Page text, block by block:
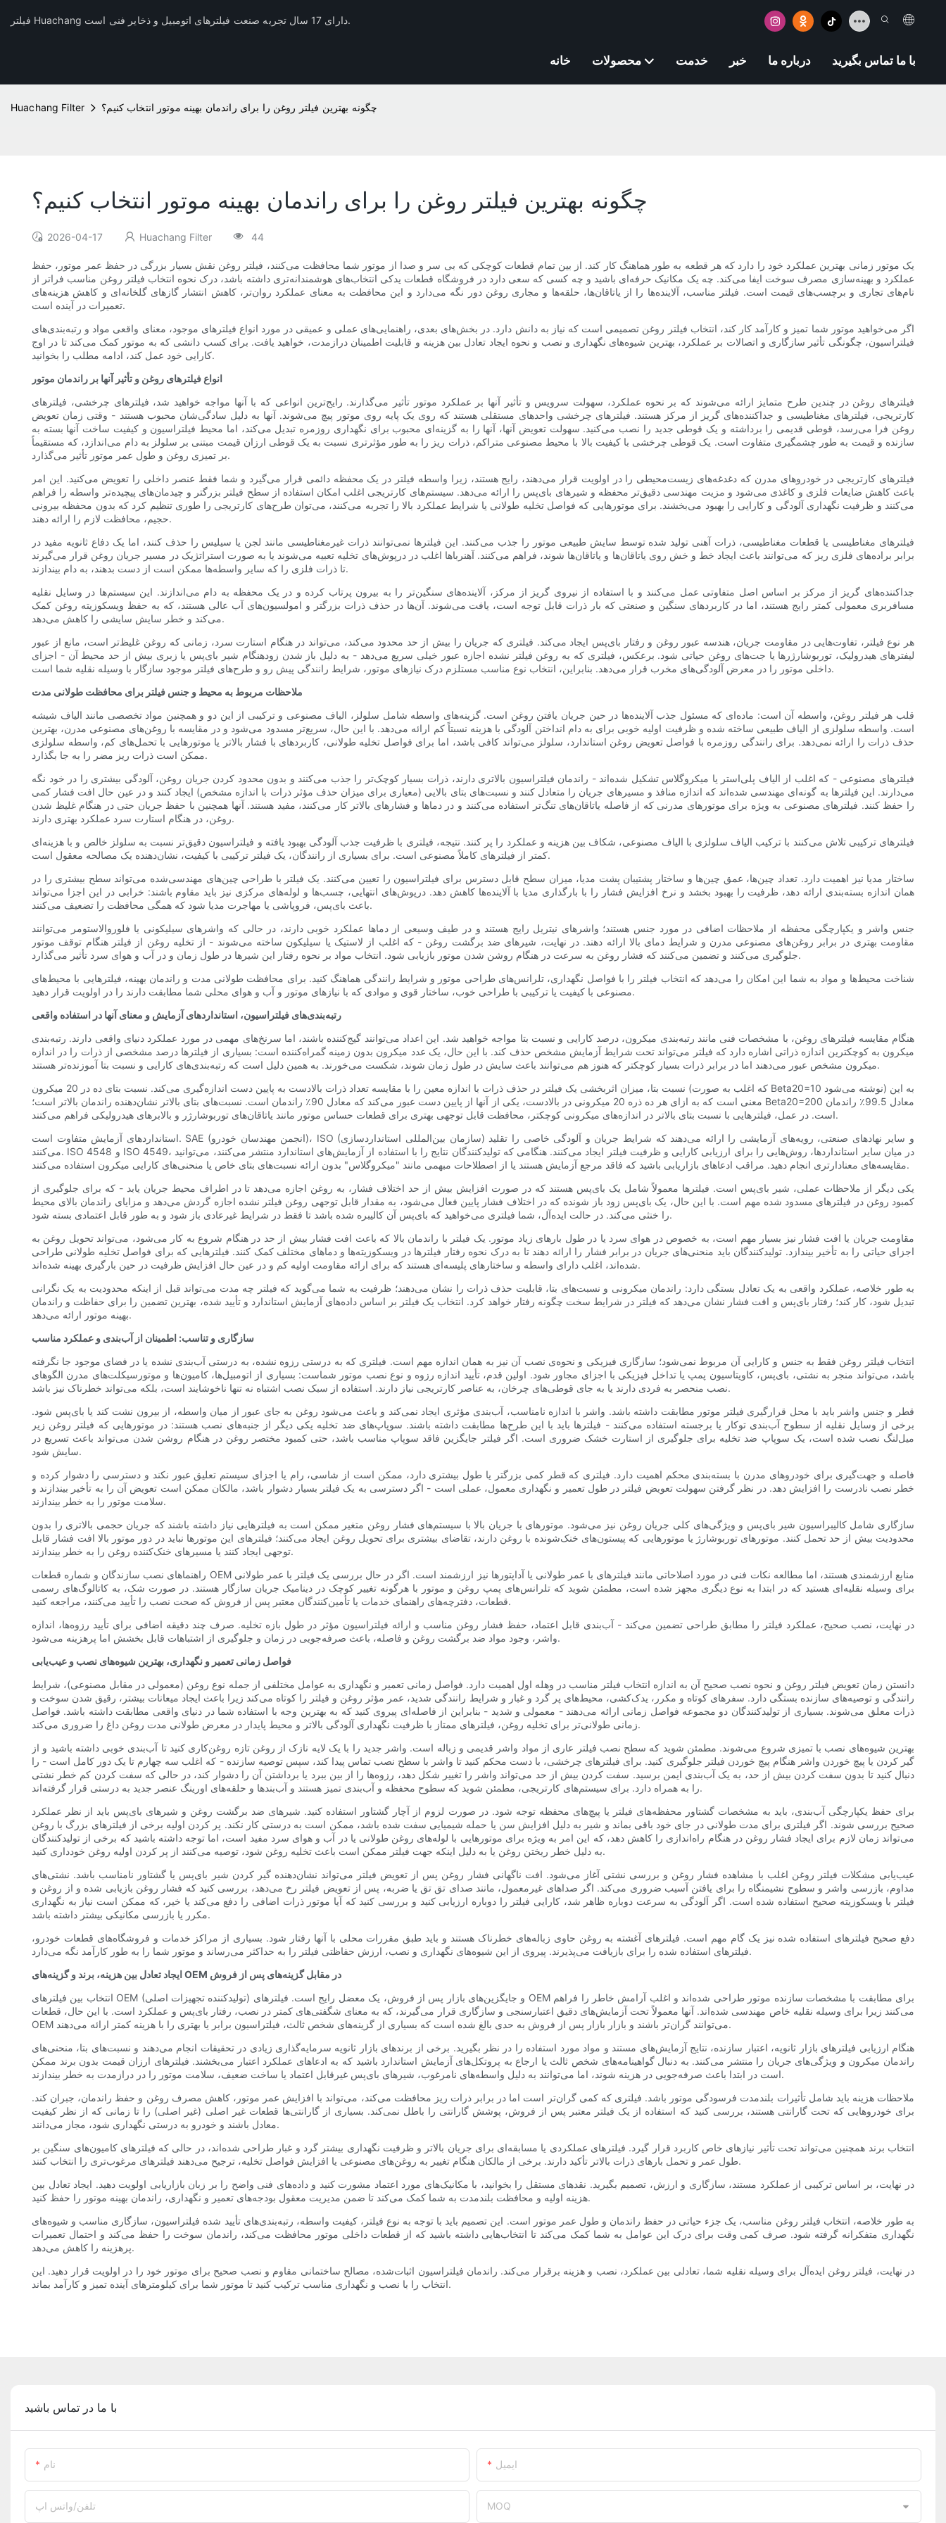
فیلتر Huachang دارای 17 سال تجربه صنعت فیلترهای اتومبیل و ذخایر فنی است.
خانه محصولات خدمت خبر درباره ما با ما تماس بگیرید
Huachang Filter چگونه بهترین فیلتر روغن را برای راندمان بهینه موتور انتخاب کنیم؟
چگونه بهترین فیلتر روغن را برای راندمان بهینه موتور انتخاب کنیم؟
2026-04-17 Huachang Filter 44
یک موتور زمانی بهترین عملکرد خود را دارد که هر قطعه به طور هماهنگ کار کند. از بین تمام قطعات کوچکی که بی سر و صدا از موتور شما محافظت می‌کنند، فیلتر روغن نقش بسیار بزرگی در حفظ عمر موتور، حفظ
عملکرد و بهینه‌سازی مصرف سوخت ایفا می‌کند. چه یک مکانیک حرفه‌ای باشید و چه کسی که سعی دارد در فروشگاه قطعات یدکی انتخاب‌های هوشمندانه‌تری داشته باشد، درک نحوه انتخاب فیلتر روغن مناسب فراتر از
نام‌های تجاری و برچسب‌های قیمت است. فیلتر مناسب، آلاینده‌ها را از یاتاقان‌ها، حلقه‌ها و مجاری روغن دور نگه می‌دارد و این محافظت به معنای عملکرد روان‌تر، کاهش انتشار گازهای گلخانه‌ای و کاهش هزینه‌های
تعمیرات در آینده است.
اگر می‌خواهید موتور شما تمیز و کارآمد کار کند، انتخاب فیلتر روغن تصمیمی است که نیاز به دانش دارد. در بخش‌های بعدی، راهنمایی‌های عملی و عمیقی در مورد انواع فیلترهای موجود، معنای واقعی مواد و رتبه‌بندی‌های
فیلتراسیون، چگونگی تأثیر سازگاری و اتصالات بر عملکرد، بهترین شیوه‌های نگهداری و نصب و نحوه ایجاد تعادل بین هزینه و قابلیت اطمینان درازمدت، خواهید یافت. برای کسب دانشی که به موتور کمک می‌کند تا در اوج
کارایی خود عمل کند، ادامه مطلب را بخوانید.
انواع فیلترهای روغن و تأثیر آنها بر راندمان موتور
فیلترهای روغن در چندین طرح متمایز ارائه می‌شوند که بر نحوه عملکرد، سهولت سرویس و تأثیر آنها بر عملکرد موتور تأثیر می‌گذارند. رایج‌ترین انواعی که با آنها مواجه خواهید شد، فیلترهای چرخشی، فیلترهای
کارتریجی، فیلترهای مغناطیسی و جداکننده‌های گریز از مرکز هستند. فیلترهای چرخشی واحدهای مستقلی هستند که روی یک پایه روی موتور پیچ می‌شوند. آنها به دلیل سادگی‌شان محبوب هستند - وقتی زمان تعویض
روغن فرا می‌رسد، قوطی قدیمی را برداشته و یک قوطی جدید را نصب می‌کنید. سهولت تعویض آنها، آنها را به گزینه‌ای محبوب برای نگهداری روزمره تبدیل می‌کند، اما محیط فیلتراسیون و کیفیت ساخت آنها بسته به
سازنده و قیمت به طور چشمگیری متفاوت است. یک قوطی چرخشی با کیفیت بالا با محیط مصنوعی متراکم، ذرات ریز را به طور مؤثرتری نسبت به یک قوطی ارزان قیمت مبتنی بر سلولز به دام می‌اندازد، که مستقیماً
بر تمیزی روغن و طول عمر موتور تأثیر می‌گذارد.
فیلترهای کارتریجی در خودروهای مدرن که دغدغه‌های زیست‌محیطی را در اولویت قرار می‌دهند، رایج هستند، زیرا واسطه فیلتر در یک محفظه دائمی قرار می‌گیرد و شما فقط عنصر داخلی را تعویض می‌کنید. این امر
باعث کاهش ضایعات فلزی و کاغذی می‌شود و مزیت مهندسی دقیق‌تر محفظه و شیرهای بای‌پس را ارائه می‌دهد. سیستم‌های کارتریجی اغلب امکان استفاده از سطح فیلتر بزرگتر و چیدمان‌های پیچیده‌تر واسطه را فراهم
می‌کنند و ظرفیت نگهداری آلودگی و کارایی را بهبود می‌بخشند. برای موتورهایی که فواصل تخلیه طولانی یا شرایط عملکرد بالا را تجربه می‌کنند، می‌توان طرح‌های کارتریجی را طوری تنظیم کرد که بدون محفظه بیرونی
حجیم، محافظت لازم را ارائه دهند.
فیلترهای مغناطیسی یا قطعات مغناطیسی، ذرات آهنی تولید شده توسط سایش طبیعی موتور را جذب می‌کنند. این فیلترها نمی‌توانند ذرات غیرمغناطیسی مانند لجن یا سیلیس را حذف کنند، اما یک دفاع ثانویه مفید در
برابر براده‌های فلزی ریز که می‌توانند باعث ایجاد خط و خش روی یاتاقان‌ها و یاتاقان‌ها شوند، فراهم می‌کنند. آهنرباها اغلب در درپوش‌های تخلیه تعبیه می‌شوند یا به صورت استراتژیک در مسیر جریان روغن قرار می‌گیرند
تا ذرات فلزی را که سایر واسطه‌ها ممکن است از دست بدهند، به دام بیندازند.
جداکننده‌های گریز از مرکز بر اساس اصل متفاوتی عمل می‌کنند و با استفاده از نیروی گریز از مرکز، آلاینده‌های سنگین‌تر را به بیرون پرتاب کرده و در یک محفظه به دام می‌اندازند. این سیستم‌ها در وسایل نقلیه
مسافربری معمولی کمتر رایج هستند، اما در کاربردهای سنگین و صنعتی که بار ذرات قابل توجه است، یافت می‌شوند. آن‌ها در حذف ذرات بزرگتر و امولسیون‌های آب عالی هستند، که به حفظ ویسکوزیته روغن کمک
می‌کند و خطر سایش سایشی را کاهش می‌دهد.
هر نوع فیلتر، تفاوت‌هایی در مقاومت جریان، هندسه عبور روغن و رفتار بای‌پس ایجاد می‌کند. فیلتری که جریان را بیش از حد محدود می‌کند، می‌تواند در هنگام استارت سرد، زمانی که روغن غلیظ‌تر است، مانع از عبور
لیفترهای هیدرولیک، توربوشارژرها یا جت‌های روغن حیاتی شود. برعکس، فیلتری که به روغن فیلتر نشده اجازه عبور خیلی سریع می‌دهد - به دلیل باز شدن زودهنگام شیر بای‌پس یا زبری بیش از حد محیط آن - اجزای
داخلی موتور را در معرض آلودگی‌های مخرب قرار می‌دهد. بنابراین، انتخاب نوع مناسب مستلزم درک نیازهای موتور، شرایط رانندگی پیش رو و طرح‌های فیلتر موجود سازگار با وسیله نقلیه شما است.
ملاحظات مربوط به محیط و جنس فیلتر برای محافظت طولانی مدت
قلب هر فیلتر روغن، واسطه آن است: ماده‌ای که مسئول جذب آلاینده‌ها در حین جریان یافتن روغن است. گزینه‌های واسطه شامل سلولز، الیاف مصنوعی و ترکیبی از این دو و همچنین مواد تخصصی مانند الیاف شیشه
است. واسطه سلولزی از الیاف طبیعی ساخته شده و ظرفیت اولیه خوبی برای به دام انداختن آلودگی با هزینه نسبتاً کم ارائه می‌دهد. با این حال، سریع‌تر مسدود می‌شود و در مقایسه با روغن‌های مصنوعی مدرن، بهترین
حذف ذرات را ارائه نمی‌دهد. برای رانندگی روزمره با فواصل تعویض روغن استاندارد، سلولز می‌تواند کافی باشد، اما برای فواصل تخلیه طولانی، کاربردهای با فشار بالاتر یا موتورهایی با تحمل‌های کم، واسطه سلولزی
ممکن است ذرات ریز مضر را به جا بگذارد.
فیلترهای مصنوعی - که اغلب از الیاف پلی‌استر یا میکروگلاس تشکیل شده‌اند - راندمان فیلتراسیون بالاتری دارند، ذرات بسیار کوچک‌تر را جذب می‌کنند و بدون محدود کردن جریان روغن، آلودگی بیشتری را در خود نگه
می‌دارند. این فیلترها به گونه‌ای مهندسی شده‌اند که اندازه منافذ و مسیرهای جریان را متعادل کنند و نسبت‌های بتای بالایی (معیاری برای میزان حذف مؤثر ذرات با اندازه مشخص) ایجاد کنند و در عین حال افت فشار کمی
را حفظ کنند. فیلترهای مصنوعی به ویژه برای موتورهای مدرنی که از فاصله یاتاقان‌های تنگ‌تر استفاده می‌کنند و در دماها و فشارهای بالاتر کار می‌کنند، مفید هستند. آنها همچنین با حفظ جریان حتی در هنگام غلیظ شدن
روغن، در هنگام استارت سرد عملکرد بهتری دارند.
فیلترهای ترکیبی تلاش می‌کنند با ترکیب الیاف سلولزی با الیاف مصنوعی، شکاف بین هزینه و عملکرد را پر کنند. نتیجه، فیلتری با ظرفیت جذب آلودگی بهبود یافته و فیلتراسیون دقیق‌تر نسبت به سلولز خالص و با هزینه‌ای
کمتر از فیلترهای کاملاً مصنوعی است. برای بسیاری از رانندگان، یک فیلتر ترکیبی با کیفیت، نشان‌دهنده یک مصالحه معقول است.
ساختار مدیا نیز اهمیت دارد. تعداد چین‌ها، عمق چین‌ها و ساختار پشتیبان پشت مدیا، میزان سطح قابل دسترس برای فیلتراسیون را تعیین می‌کنند. یک فیلتر با طراحی چین‌های مهندسی‌شده می‌تواند سطح بیشتری را در
همان اندازه بسته‌بندی ارائه دهد، ظرفیت را بهبود بخشد و نرخ افزایش فشار را با بارگذاری مدیا با آلاینده‌ها کاهش دهد. درپوش‌های انتهایی، چسب‌ها و لوله‌های مرکزی نیز باید مقاوم باشند: خرابی در این اجزا می‌تواند
باعث بای‌پس، فروپاشی یا مهاجرت مدیا شود که همگی محافظت را تضعیف می‌کنند.
جنس واشر و یکپارچگی محفظه از ملاحظات اضافی در مورد جنس هستند؛ واشرهای نیتریل رایج هستند و در طیف وسیعی از دماها عملکرد خوبی دارند، در حالی که واشرهای سیلیکونی یا فلوروالاستومر می‌توانند
مقاومت بهتری در برابر روغن‌های مصنوعی مدرن و شرایط دمای بالا ارائه دهند. در نهایت، شیرهای ضد برگشت روغن - که اغلب از لاستیک یا سیلیکون ساخته می‌شوند - از تخلیه روغن از فیلتر هنگام توقف موتور
جلوگیری می‌کنند و تضمین می‌کنند که فشار روغن به سرعت در هنگام روشن شدن موتور بازیابی شود. انتخاب مواد بر نحوه رفتار این شیرها در طول زمان و در آب و هوای سرد تأثیر می‌گذارد.
شناخت محیط‌ها و مواد به شما این امکان را می‌دهد که انتخاب فیلتر را با فواصل نگهداری، تلرانس‌های طراحی موتور و شرایط رانندگی هماهنگ کنید. برای محافظت طولانی مدت و راندمان بهینه، فیلترهایی با محیط‌های
مصنوعی با کیفیت یا ترکیبی با طراحی خوب، ساختار قوی و موادی که با نیازهای موتور و آب و هوای محلی شما مطابقت دارند را در اولویت قرار دهید.
رتبه‌بندی‌های فیلتراسیون، استانداردهای آزمایش و معنای آنها در استفاده واقعی
هنگام مقایسه فیلترهای روغن، با مشخصات فنی مانند رتبه‌بندی میکرون، درصد کارایی و نسبت بتا مواجه خواهید شد. این اعداد می‌توانند گیج‌کننده باشند، اما سرنخ‌های مهمی در مورد عملکرد دنیای واقعی دارند. رتبه‌بندی
میکرون به کوچکترین اندازه ذراتی اشاره دارد که فیلتر می‌تواند تحت شرایط آزمایش مشخص حذف کند. با این حال، یک عدد میکرون بدون زمینه گمراه‌کننده است: بسیاری از فیلترها درصد مشخصی از ذرات را در اندازه
میکرون مشخص عبور می‌دهند اما در برابر ذرات بسیار کوچکتر که هنوز هم می‌توانند باعث سایش در طول زمان شوند، شکست می‌خورند. به همین دلیل است که رتبه‌بندی‌های کارایی و نسبت بتا آموزنده‌تر هستند.
نسبت بتا، میزان اثربخشی یک فیلتر در حذف ذرات با اندازه معین را با مقایسه تعداد ذرات بالادست به پایین دست اندازه‌گیری می‌کند. نسبت بتای ده در 20 میکرون (که اغلب به صورت Beta20=10 نوشته می‌شود) به این
معنی است که به ازای هر ده ذره 20 میکرونی در بالادست، یکی از آنها از پایین دست عبور می‌کند که معادل 90٪ راندمان است. نسبت‌های بتای بالاتر نشان‌دهنده راندمان بالاتر است؛ Beta20=200 معادل 99.5٪ راندمان
است. در عمل، فیلترهایی با نسبت بتای بالاتر در اندازه‌های میکرونی کوچکتر، محافظت قابل توجهی بهتری برای قطعات حساس موتور مانند یاتاقان‌های توربوشارژر و بالابرهای هیدرولیکی فراهم می‌کنند.
استانداردهای آزمایش متفاوت است. SAE (انجمن مهندسان خودرو)، ISO (سازمان بین‌المللی استانداردسازی) و سایر نهادهای صنعتی، رویه‌های آزمایشی را ارائه می‌دهند که شرایط جریان و آلودگی خاصی را تقلید
می‌کنند. ISO 4548 و ISO 4549، در میان سایر استانداردها، روش‌هایی را برای ارزیابی کارایی و ظرفیت فیلتر ایجاد می‌کنند. هنگامی که تولیدکنندگان نتایج را با استفاده از آزمایش‌های استاندارد منتشر می‌کنند، می‌توانید
مقایسه‌های معنادارتری انجام دهید. مراقب ادعاهای بازاریابی باشید که فاقد مرجع آزمایش هستند یا از اصطلاحات مبهمی مانند "میکروگلاس" بدون ارائه نسبت‌های بتای خاص یا منحنی‌های کارایی میکرون استفاده می‌کنند.
یکی دیگر از ملاحظات عملی، شیر بای‌پس است. فیلترها معمولاً شامل یک بای‌پس هستند که در صورت افزایش بیش از حد اختلاف فشار، به روغن اجازه می‌دهد تا در اطراف محیط جریان یابد - که برای جلوگیری از
کمبود روغن در فیلترهای مسدود شده مهم است. با این حال، یک بای‌پس زود باز شونده که در اختلاف فشار پایین فعال می‌شود، به مقدار قابل توجهی روغن فیلتر نشده اجازه گردش می‌دهد و مزایای راندمان بالای محیط
را خنثی می‌کند. در حالت ایده‌آل، شما فیلتری می‌خواهید که بای‌پس آن کالیبره شده باشد تا فقط در شرایط غیرعادی باز شود و به طور قابل اعتمادی بسته شود.
مقاومت جریان یا افت فشار نیز بسیار مهم است، به خصوص در هوای سرد یا در طول بارهای زیاد موتور. یک فیلتر با راندمان بالا که باعث افت فشار بیش از حد در هنگام شروع به کار می‌شود، می‌تواند تحویل روغن به
اجزای حیاتی را به تأخیر بیندازد. تولیدکنندگان باید منحنی‌های جریان در برابر فشار را ارائه دهند تا به درک نحوه رفتار فیلترها در ویسکوزیته‌ها و دماهای مختلف کمک کنند. فیلترهایی که برای فواصل تخلیه طولانی طراحی
شده‌اند، اغلب دارای واسطه و ساختارهای پلیسه‌ای هستند که برای ارائه مقاومت اولیه کم و در عین حال افزایش ظرفیت در حین بارگیری بهینه شده‌اند.
به طور خلاصه، عملکرد واقعی به یک تعادل بستگی دارد: راندمان میکرونی و نسبت‌های بتا، قابلیت حذف ذرات را نشان می‌دهند؛ ظرفیت به شما می‌گوید که فیلتر چه مدت می‌تواند قبل از اینکه محدودیت به یک نگرانی
تبدیل شود، کار کند؛ رفتار بای‌پس و افت فشار نشان می‌دهد که فیلتر در شرایط سخت چگونه رفتار خواهد کرد. انتخاب یک فیلتر بر اساس داده‌های آزمایش استاندارد و تأیید شده، بهترین تضمین را برای حفاظت و راندمان
بهینه موتور ارائه می‌دهد.
سازگاری و تناسب: اطمینان از آب‌بندی و عملکرد مناسب
انتخاب فیلتر روغن فقط به جنس و کارایی آن مربوط نمی‌شود؛ سازگاری فیزیکی و نحوه‌ی نصب آن نیز به همان اندازه مهم است. فیلتری که به درستی رزوه نشده، به درستی آب‌بندی نشده یا در فضای موجود جا نگرفته
باشد، می‌تواند منجر به نشتی، بای‌پس، کاویتاسیون پمپ یا تداخل فیزیکی با اجزای مجاور شود. اولین قدم، تأیید اندازه رزوه و نوع نصب موتور شماست: بسیاری از اتومبیل‌ها، کامیون‌ها و موتورسیکلت‌های مدرن الگوهای
نصب منحصر به فردی دارند یا به جای قوطی‌های چرخان، به عناصر کارتریجی نیاز دارند. استفاده از سبک نصب اشتباه نه تنها ناخوشایند است، بلکه می‌تواند خطرناک نیز باشد.
قطر و جنس واشر باید با محل قرارگیری فیلتر موتور مطابقت داشته باشد. واشر با اندازه نامناسب، آب‌بندی مؤثری ایجاد نمی‌کند و باعث می‌شود روغن به جای عبور از میان واسطه، از بیرون نشت کند یا بای‌پس شود.
برخی از وسایل نقلیه از سطوح آب‌بندی توکار یا برجسته استفاده می‌کنند - فیلترها باید با این طرح‌ها مطابقت داشته باشند. سوپاپ‌های ضد تخلیه یکی دیگر از جنبه‌های نصب هستند: در موتورهایی که فیلتر روغن زیر
میل‌لنگ نصب شده است، یک سوپاپ ضد تخلیه برای جلوگیری از استارت خشک ضروری است. اگر فیلتر جایگزین فاقد سوپاپ مناسب باشد، حتی کمبود مختصر روغن در هنگام روشن شدن می‌تواند باعث تسریع در
سایش شود.
فاصله و جهت‌گیری برای خودروهای مدرن با بسته‌بندی محکم اهمیت دارد. فیلتری که قطر کمی بزرگتر یا طول بیشتری دارد، ممکن است از شاسی، رام یا اجزای سیستم تعلیق عبور نکند و دسترسی را دشوار کرده و
خطر نصب نادرست را افزایش دهد. در نظر گرفتن سهولت تعویض فیلتر در طول تعمیر و نگهداری معمول، عملی است - اگر دسترسی به یک فیلتر بسیار دشوار باشد، مالکان ممکن است تعویض آن را به تأخیر بیندازند و
سلامت موتور را به خطر بیندازند.
سازگاری شامل کالیبراسیون شیر بای‌پس و ویژگی‌های کلی جریان روغن نیز می‌شود. موتورهای با جریان بالا با سیستم‌های فشار روغن متغیر ممکن است به فیلترهایی نیاز داشته باشند که جریان حجمی بالاتری را بدون
محدودیت بیش از حد تحمل کنند. موتورهای توربوشارژ یا موتورهایی که پیستون‌های خنک‌شونده با روغن دارند، تقاضای بیشتری برای تحویل روغن ایجاد می‌کنند؛ فیلترهای این موتورها نباید در دور موتور بالا افت فشار قابل
توجهی ایجاد کنند یا مسیرهای خنک‌کننده روغن را به خطر بیندازند.
راهنماهای نصب سازندگان و شماره قطعات OEM منابع ارزشمندی هستند، اما مطالعه نکات فنی در مورد اصلاحاتی مانند فیلترهای با عمر طولانی یا آداپتورها نیز ارزشمند است. اگر در حال بررسی یک فیلتر با عمر طولانی
برای وسیله نقلیه‌ای هستید که در ابتدا به نوع دیگری مجهز شده است، مطمئن شوید که تلرانس‌های پمپ روغن و موتور با هرگونه تغییر کوچک در دینامیک جریان سازگار هستند. در صورت شک، به کاتالوگ‌های رسمی
قطعات، دفترچه‌های راهنمای خدمات یا تأمین‌کنندگان معتبر پس از فروش که صحت نصب را تأیید می‌کنند، مراجعه کنید.
در نهایت، نصب صحیح، عملکرد فیلتر را مطابق طراحی تضمین می‌کند - آب‌بندی قابل اعتماد، حفظ فشار روغن مناسب و ارائه فیلتراسیون مؤثر در طول بازه تخلیه. صرف چند دقیقه اضافی برای تأیید رزوه‌ها، اندازه
واشر، وجود مواد ضد برگشت روغن و فاصله، باعث صرفه‌جویی در زمان و جلوگیری از اشتباهات قابل بخشش اما پرهزینه می‌شود.
فواصل زمانی تعمیر و نگهداری، بهترین شیوه‌های نصب و عیب‌یابی
دانستن زمان تعویض فیلتر روغن و نحوه نصب صحیح آن به اندازه انتخاب فیلتر مناسب در وهله اول اهمیت دارد. فواصل زمانی تعمیر و نگهداری به عوامل مختلفی از جمله نوع روغن (معمولی در مقابل مصنوعی)، شرایط
رانندگی و توصیه‌های سازنده بستگی دارد. سفرهای کوتاه و مکرر، یدک‌کشی، محیط‌های پر گرد و غبار و شرایط رانندگی شدید، عمر مؤثر روغن و فیلتر را کوتاه می‌کند زیرا باعث ایجاد میعانات بیشتر، رقیق شدن سوخت و
ذرات معلق می‌شوند. بسیاری از تولیدکنندگان دو مجموعه فواصل زمانی ارائه می‌دهند - معمولی و شدید - بنابراین از فاصله‌ای پیروی کنید که به بهترین وجه با استفاده شما در دنیای واقعی مطابقت داشته باشد. فواصل
زمانی طولانی‌تر برای تخلیه روغن، فیلترهای ممتاز با ظرفیت نگهداری آلودگی بالاتر و محیط پایدار در معرض طولانی مدت روغن داغ را ضروری می‌کند.
بهترین شیوه‌های نصب با تمیزی شروع می‌شوند. مطمئن شوید که سطح نصب فیلتر عاری از مواد واشر قدیمی و زباله است. واشر جدید را با یک لایه نازک از روغن تازه روغن‌کاری کنید تا آب‌بندی خوبی داشته باشید و از
گیر کردن یا پیچ خوردن واشر هنگام پیچ خوردن فیلتر جلوگیری کنید. برای فیلترهای چرخشی، با دست محکم کنید تا واشر با سطح نصب تماس پیدا کند، سپس توصیه سازنده - که اغلب سه چهارم تا یک دور کامل است - را
دنبال کنید تا بدون سفت کردن بیش از حد، به یک آب‌بندی ایمن برسید. سفت کردن بیش از حد می‌تواند واشر را تغییر شکل دهد، رزوه‌ها را از بین ببرد یا برداشتن آن را دشوار کند، در حالی که سفت کردن کم خطر نشتی
را به همراه دارد. برای سیستم‌های کارتریجی، مطمئن شوید که سطوح محفظه و آب‌بندی تمیز هستند و آب‌بندها و حلقه‌های اورینگ عنصر جدید به درستی قرار گرفته‌اند.
برای حفظ یکپارچگی آب‌بندی، باید به مشخصات گشتاور محفظه‌های فیلتر یا پیچ‌های محفظه توجه شود. در صورت لزوم از آچار گشتاور استفاده کنید. شیرهای ضد برگشت روغن و شیرهای بای‌پس باید از نظر عملکرد
صحیح بررسی شوند. اگر فیلتری برای مدت طولانی در جای خود باقی بماند و شیر به دلیل افزایش سن یا حمله شیمیایی سفت شده باشد، ممکن است به درستی کار نکند. پر کردن اولیه برخی از فیلترهای بزرگ با روغن
می‌تواند زمان لازم برای ایجاد فشار روغن در هنگام راه‌اندازی را کاهش دهد، که این امر به ویژه برای موتورهایی با لوله‌های روغن طولانی یا در آب و هوای سرد مفید است، اما توجه داشته باشید که برخی از تولیدکنندگان
به دلیل خطر ریختن روغن یا به دلیل اینکه جهت فیلتر ممکن است باعث تخلیه روغن شود، توصیه می‌کنند از پر کردن اولیه روغن خودداری کنید.
عیب‌یابی مشکلات فیلتر روغن اغلب با مشاهده فشار روغن و بررسی نشتی آغاز می‌شود. افت ناگهانی فشار روغن پس از تعویض فیلتر می‌تواند نشان‌دهنده گیر کردن شیر بای‌پس یا گشتاور نامناسب باشد. نشتی‌های
مداوم، بازرسی واشر و سطوح نشیمنگاه را برای یافتن آسیب ضروری می‌کند. اگر صداهای غیرمعمول، مانند صدای تق تق یا ضربه، پس از تعویض فیلتر رخ می‌دهد، بررسی کنید که فشار روغن بازیابی شده و از روغن و
فیلتر با ویسکوزیته صحیح استفاده شده است. اگر آلودگی به سرعت دوباره ظاهر شد، کارایی فیلتر را دوباره ارزیابی کنید و بررسی کنید که آیا موتور ذرات اضافی را دفع می‌کند یا خیر، که ممکن است نیاز به نگهداری
مکرر یا بازرسی مکانیکی بیشتر داشته باشد.
دفع صحیح فیلترهای استفاده شده نیز یک گام مهم است. فیلترهای آغشته به روغن حاوی زباله‌های خطرناک هستند و باید طبق مقررات محلی با آنها رفتار شود. بسیاری از مراکز خدمات و فروشگاه‌های قطعات خودرو،
فیلترهای استفاده شده را برای بازیافت می‌پذیرند. پیروی از این شیوه‌های نگهداری و نصب، ارزش حفاظتی فیلتر را به حداکثر می‌رساند و موتور شما را به طور کارآمد نگه می‌دارد.
ایجاد تعادل بین هزینه، برند و گزینه‌های OEM در مقابل گزینه‌های پس از فروش
انتخاب بین فیلترهای OEM (تولیدکننده تجهیزات اصلی) و جایگزین‌های بازار پس از فروش، یک معضل رایج است. فیلترهای OEM برای مطابقت با مشخصات سازنده موتور طراحی شده‌اند و اغلب آرامش خاطر را فراهم
می‌کنند زیرا برای وسیله نقلیه خاص مهندسی شده‌اند. آنها معمولاً تحت آزمایش‌های دقیق اعتبارسنجی و سازگاری قرار می‌گیرند، که به معنای شگفتی‌های کمتر در نصب، رفتار بای‌پس و عملکرد است. با این حال، قطعات
OEM می‌توانند گران‌تر باشند و بازار بازار پس از فروش به حدی بالغ شده است که بسیاری از گزینه‌های شخص ثالث، فیلتراسیون برابر یا بهتری را با هزینه کمتر ارائه می‌دهند.
هنگام ارزیابی فیلترهای بازار ثانویه، اعتبار سازنده، نتایج آزمایش‌های مستند و مواد مورد استفاده را در نظر بگیرید. برخی از برندهای بازار ثانویه سرمایه‌گذاری زیادی در تحقیقات انجام می‌دهند و نسبت‌های بتا، منحنی‌های
راندمان میکرون و ویژگی‌های جریان را منتشر می‌کنند. به دنبال گواهینامه‌های شخص ثالث یا ارجاع به پروتکل‌های آزمایش استاندارد باشید که به ادعاهای عملکرد اعتبار می‌بخشند. فیلترهای ارزان قیمت بدون برند ممکن
است در ابتدا باعث صرفه‌جویی در هزینه شوند، اما می‌توانند به دلیل واسطه‌های نامرغوب، شیرهای بای‌پس غیرقابل اعتماد یا ساخت ضعیف، سلامت موتور را در درازمدت به خطر بیندازند.
ملاحظات هزینه باید شامل تأثیرات بلندمدت فرسودگی موتور باشد. فیلتری که کمی گران‌تر است اما در برابر ذرات ریز محافظت می‌کند، می‌تواند با افزایش عمر موتور، کاهش مصرف روغن و حفظ راندمان، جبران کند.
برای خودروهایی که تحت گارانتی هستند، بررسی کنید که استفاده از یک فیلتر معتبر پس از فروش، پوشش گارانتی را باطل نمی‌کند. بسیاری از گارانتی‌ها قطعات غیر اصلی (غیر اصلی) را تا زمانی که از نظر کیفیت
معادل باشند و خودرو به درستی نگهداری شود، مجاز می‌دانند.
انتخاب برند همچنین می‌تواند تحت تأثیر نیازهای خاص کاربرد قرار گیرد. فیلترهای عملکردی یا مسابقه‌ای برای جریان بالاتر و ظرفیت نگهداری بیشتر گرد و غبار طراحی شده‌اند، در حالی که فیلترهای کامیون‌های سنگین بر
طول عمر و تحمل بارهای ذرات بالاتر تأکید دارند. برخی از مالکان هنگام تغییر به روغن‌های مصنوعی یا افزایش فواصل تخلیه، ترجیح می‌دهند فیلترهای مرغوب‌تری را انتخاب کنند.
در نهایت، بر اساس ترکیبی از عملکرد مستند، سازگاری و ارزش، تصمیم بگیرید. نقدهای مستقل را بخوانید، با مکانیک‌های مورد اعتماد مشورت کنید و داده‌های فنی واضح را بر زبان بازاریابی اولویت دهید. ایجاد تعادل بین
هزینه اولیه و محافظت بلندمدت به شما کمک می‌کند تا ضمن مدیریت معقول بودجه‌های تعمیر و نگهداری، راندمان بهینه موتور را حفظ کنید.
به طور خلاصه، انتخاب فیلتر روغن مناسب، یک جزء حیاتی در حفظ راندمان و طول عمر موتور است. این تصمیم باید با توجه به نوع فیلتر، کیفیت واسطه، رتبه‌بندی‌های تأیید شده فیلتراسیون، سازگاری مناسب و شیوه‌های
نگهداری متفکرانه گرفته شود. صرف کمی وقت برای درک این عوامل به شما کمک می‌کند تا انتخاب‌هایی داشته باشید که از قطعات داخلی موتور محافظت می‌کند، راندمان سوخت را حفظ می‌کند و احتمال تعمیرات
پرهزینه را کاهش می‌دهد.
در نهایت، فیلتر روغن ایده‌آل برای وسیله نقلیه شما، تعادلی بین عملکرد، نصب و هزینه برقرار می‌کند. راندمان فیلتراسیون اثبات‌شده، مصالح ساختمانی مقاوم و نصب صحیح برای موتور خود را در اولویت قرار دهید. این
انتخاب را با نصب و نگهداری مناسب ترکیب کنید تا موتور شما برای کیلومترهای آینده تمیز و کارآمد بماند.
با ما در تماس باشید
نام ایمیل
تلفن/واتس اپ MOQ